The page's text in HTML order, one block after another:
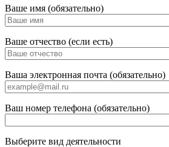
Ваше имя (обязательно)
Ваше отчество (если есть)
Ваша электронная почта (обязательно)
Ваш номер телефона (обязательно)
Выберите вид деятельности